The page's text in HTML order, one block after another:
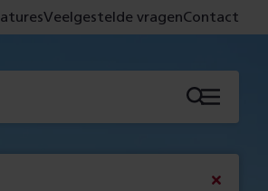
Veelgestelde vragenContact
Menu